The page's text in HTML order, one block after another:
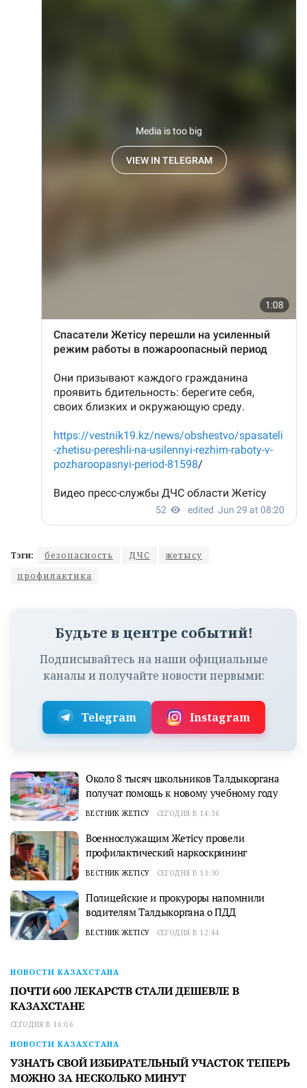
Тэги: безопасность ДЧС
жетысу
профилактика
Будьте в центре событий!
Подписывайтесь на наши официальные
каналы и получайте новости первыми:
Telegram Instagram
Около 8 тысяч школьников Талдыкоргана
получат помощь к новому учебному году
ВЕСТНИК ЖЕТІСУ СЕГОДНЯ В 14:36
Военнослужащим Жетісу провели
профилактический наркоскрининг
ВЕСТНИК ЖЕТІСУ СЕГОДНЯ В 13:30
Полицейские и прокуроры напомнили
водителям Талдыкоргана о ПДД
ВЕСТНИК ЖЕТІСУ СЕГОДНЯ В 12:44
НОВОСТИ КАЗАХСТАНА
ПОЧТИ 600 ЛЕКАРСТВ СТАЛИ ДЕШЕВЛЕ В
КАЗАХСТАНЕ
СЕГОДНЯ В 16:06
НОВОСТИ КАЗАХСТАНА
УЗНАТЬ СВОЙ ИЗБИРАТЕЛЬНЫЙ УЧАСТОК ТЕПЕРЬ
МОЖНО ЗА НЕСКОЛЬКО МИНУТ